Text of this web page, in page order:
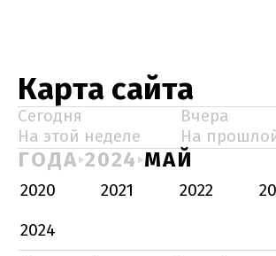
Карта сайта
Сегодня
Вчера
На этой неделе
На
ГОДА 2024 МАЙ
2020 2021 2022
2024